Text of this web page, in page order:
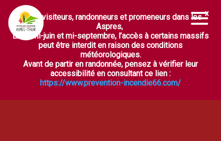
Ouvrir la barre d’outils
Chers visiteurs, randonneurs et promeneurs dans les
Aspres,
Entre mi-juin et mi-septembre, l’accès à certains massifs
peut être interdit en raison des conditions
météorologiques.
Avant de partir en randonnée, pensez à vérifier leur
accessibilité en consultant ce lien :
https://www.prevention-incendie66.com/